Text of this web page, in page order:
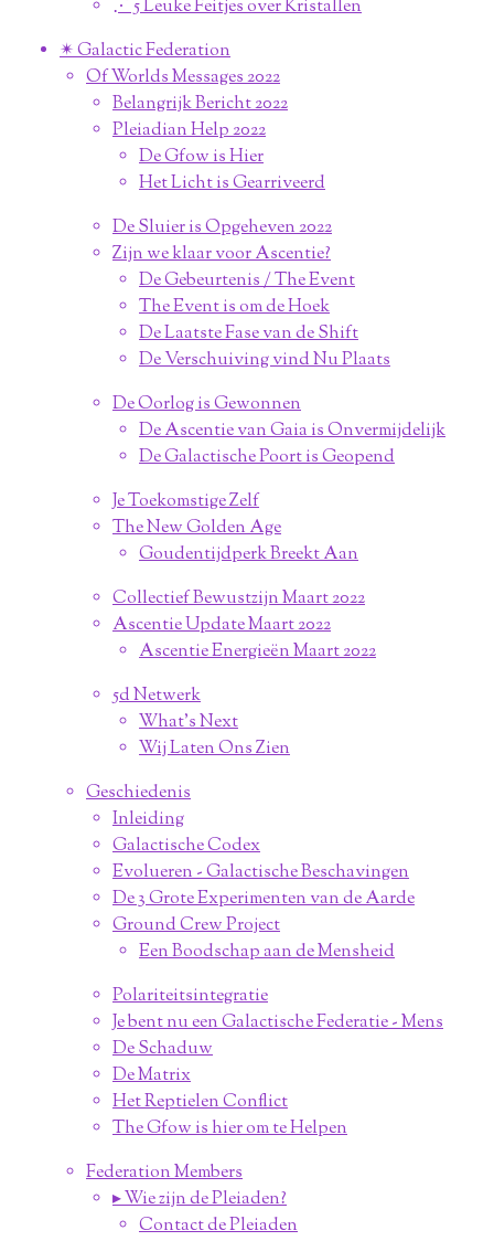
⋰ 5 Leuke Feitjes over Kristallen
✴︎ Galactic Federation
Of Worlds Messages 2022
Belangrijk Bericht 2022
Pleiadian Help 2022
De Gfow is Hier
Het Licht is Gearriveerd
De Sluier is Opgeheven 2022
Zijn we klaar voor Ascentie?
De Gebeurtenis / The Event
The Event is om de Hoek
De Laatste Fase van de Shift
De Verschuiving vind Nu Plaats
De Oorlog is Gewonnen
De Ascentie van Gaia is Onvermijdelijk
De Galactische Poort is Geopend
Je Toekomstige Zelf
The New Golden Age
Goudentijdperk Breekt Aan
Collectief Bewustzijn Maart 2022
Ascentie Update Maart 2022
Ascentie Energieën Maart 2022
5d Netwerk
What's Next
Wij Laten Ons Zien
Geschiedenis
Inleiding
Galactische Codex
Evolueren - Galactische Beschavingen
De 3 Grote Experimenten van de Aarde
Ground Crew Project
Een Boodschap aan de Mensheid
Polariteitsintegratie
Je bent nu een Galactische Federatie - Mens
De Schaduw
De Matrix
Het Reptielen Conflict
The Gfow is hier om te Helpen
Federation Members
▸ Wie zijn de Pleiaden?
Contact de Pleiaden